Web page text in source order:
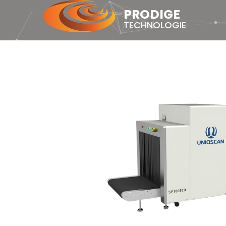
content
PRODIGE
TECHNOLOGIE